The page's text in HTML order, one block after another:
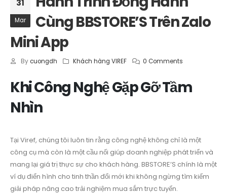
31
Mar
Cùng BBSTORE’S Trên Zalo
Mini App
By cuongdh Khách hàng VIREF 0 Comments
Khi Công Nghệ Gặp Gỡ Tầm
Nhìn
Tại Viref, chúng tôi luôn tin rằng công nghệ không chỉ là một
công cụ mà còn là một cầu nối giúp doanh nghiệp phát triển và
mang lại giá trị thực sự cho khách hàng. BBSTORE’S chính là một
ví dụ điển hình cho tinh thần đổi mới khi không ngừng tìm kiếm
giải pháp nâng cao trải nghiệm mua sắm trực tuyến.